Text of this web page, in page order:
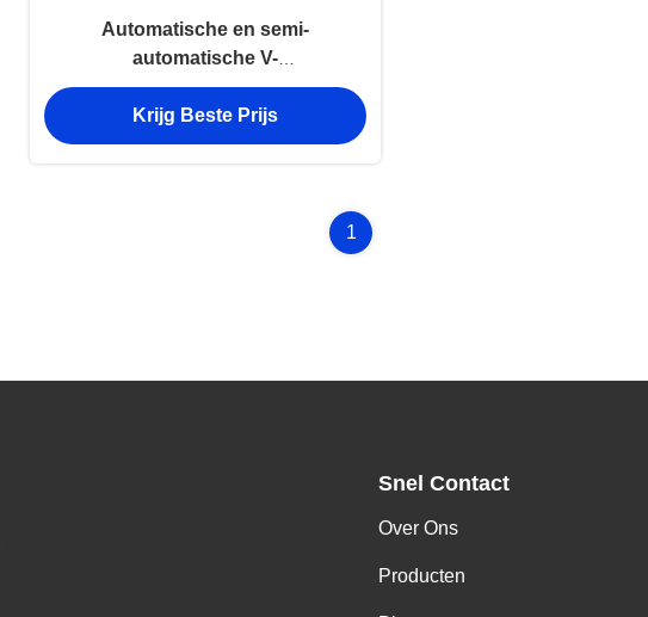
Automatische en semi-
automatische V-
snijgereedschappen met een V-
vormig lemmet voor houtbewerking
en PCB-productie met hoge
Krijg Beste Prijs
1
Snel Contact
Over Ons
Producten